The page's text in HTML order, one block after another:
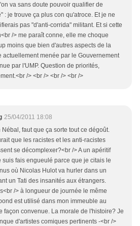
va sans doute pouvoir qualifier de
: je trouve ça plus con qu'atroce. Et je ne
pas "d'anti-corrida" militant. Et si cette
/> me paraît conne, elle me choque
moins que bien d'autres aspects de la
actuellement menée par le Gouvernement
par l'UMP. Question de priorités,
/> <br /> <br /> <br />
25/04/2011 18:08
Nébal, faut que ça sorte tout ce dégoût.
que les racistes et les anti-racistes
se décomplexer?<br /> A un apéritif
suis fais engueulé parce que je citais le
où Nicolas Hulot va hurler dans un
un Tati des insanités aux étrangers.
/> à longueur de journée le même
est utilisé dans mon immeuble au
façon convenue. La morale de l'histoire? Je
d'artistes comiques pertinents -<br />